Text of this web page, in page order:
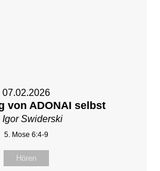
07.02.2026
von ADONAI selbst
Igor Swiderski
5. Mose 6:4-9
Hören